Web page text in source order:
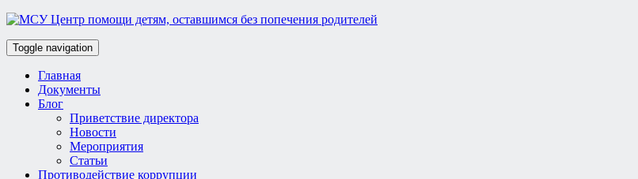
Toggle navigation
Главная
Документы
Блог
Приветствие директора
Новости
Мероприятия
Статьи
Противодействие коррупции